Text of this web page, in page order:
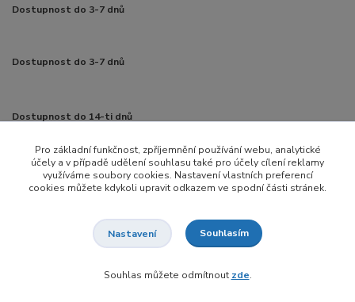
Dostupnost do 3-7 dnů
Dostupnost do 3-7 dnů
Dostupnost do 14-ti dnů
Dostupnost do 14-ti dnů
Dostupnost do 14-ti dnů
Pro základní funkčnost, zpříjemnění používání webu, analytické
účely a v případě udělení souhlasu také pro účely cílení reklamy
využíváme soubory cookies. Nastavení vlastních preferencí
cookies můžete kdykoli upravit odkazem ve spodní části stránek.
Nastavení Souhlasím
Souhlas můžete odmítnout zde.